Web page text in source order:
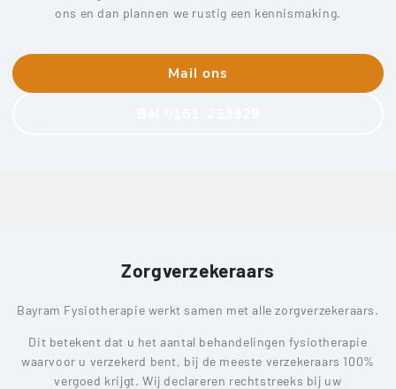
ons en dan plannen we rustig een kennismaking.
Mail ons
Zorgverzekeraars
Bayram Fysiotherapie werkt samen met alle zorgverzekeraars.
Dit betekent dat u het aantal behandelingen fysiotherapie
waarvoor u verzekerd bent, bij de meeste verzekeraars 100%
vergoed krijgt. Wij declareren rechtstreeks bij uw